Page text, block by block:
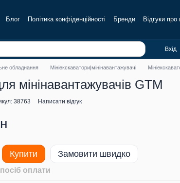
Блог Політика конфіденційності Бренди Відгуки про
Вхід
обладнання Мініекскаватори|мінінавантажувачі
мінінавантажувачів GTM
38763 Написати відгук
Купити Замовити швидко
оплати